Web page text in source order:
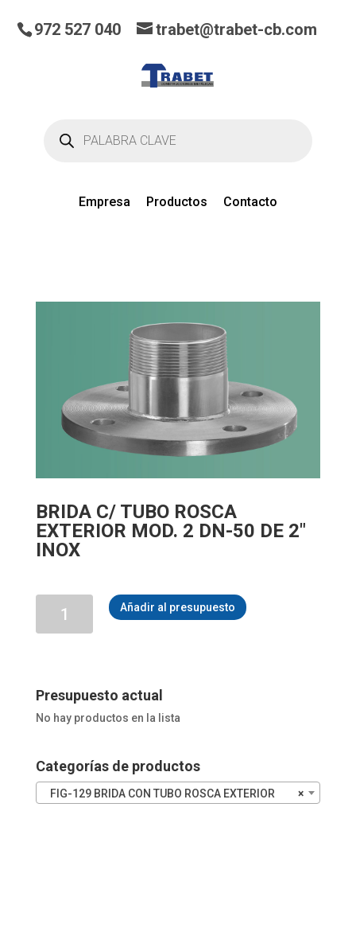
productos
Empresa Productos Contacto
972 527 040 trabet@trabet-cb.com
BRIDA C/ TUBO ROSCA
EXTERIOR MOD. 2 DN-50 DE 2″
INOX
TUBO
2
50
INOX
cantidad
Añadir al presupuesto
Presupuesto actual
No hay productos en la lista
Categorías de productos
×
FIG-129 BRIDA CON TUBO ROSCA EXTERIOR